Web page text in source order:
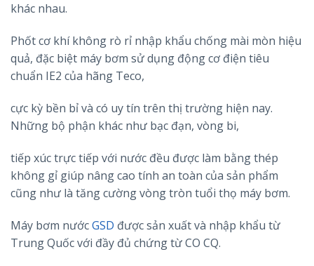
khác nhau.
Phốt cơ khí không rò rỉ nhập khẩu chống mài mòn hiệu
quả, đặc biệt máy bơm sử dụng động cơ điện tiêu
chuẩn IE2 của hãng Teco,
cực kỳ bền bỉ và có uy tín trên thị trường hiện nay.
Những bộ phận khác như bạc đạn, vòng bi,
tiếp xúc trực tiếp với nước đều được làm bằng thép
không gỉ giúp nâng cao tính an toàn của sản phẩm
cũng như là tăng cường vòng tròn tuổi thọ máy bơm.
Máy bơm nướcGSD được sản xuất và nhập khẩu từ
Trung Quốc với đầy đủ chứng từ CO CQ.